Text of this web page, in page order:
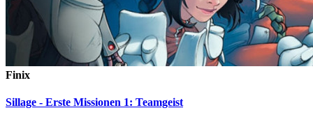
Finix
Sillage - Erste Missionen 1: Teamgeist